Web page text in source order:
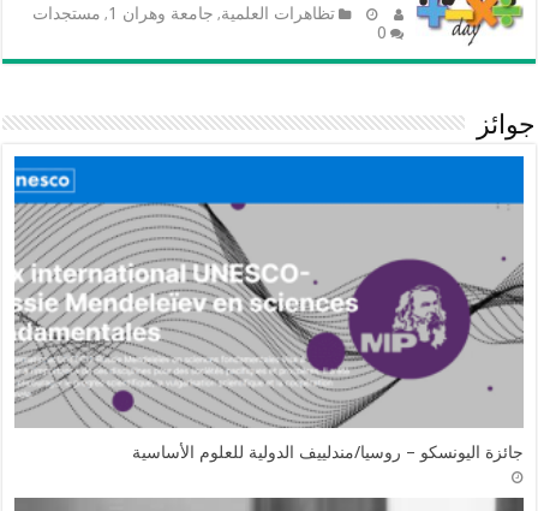
تظاهرات العلمية, جامعة وهران 1 , مستجدات
0
جوائز
جائزة اليونسكو – روسيا/مندلييف الدولية للعلوم الأساسية